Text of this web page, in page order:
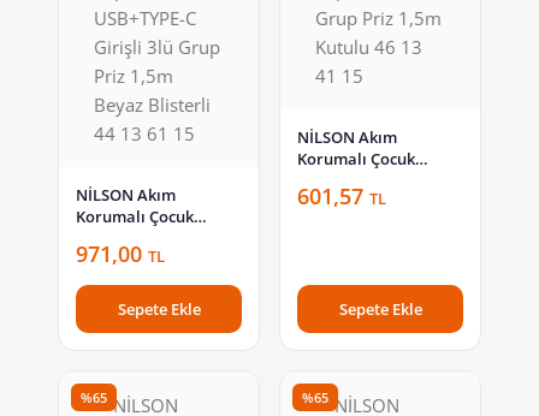
NİLSON Akım
Korumalı Çocuk
Topraklı USB+TYPE-C
Girişli 3lü Grup Priz
1,5m Beyaz Blisterli
44 13 61 15
971,00 TL
Sepete Ekle
NİLSON Akım
Korumalı Çocuk
Topraklı 6lı Grup Priz
601,57 TL
Sepete Ekle
%65 %65